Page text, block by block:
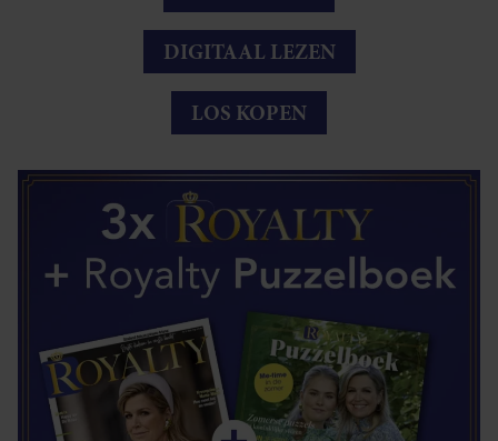
DIGITAAL LEZEN
LOS KOPEN